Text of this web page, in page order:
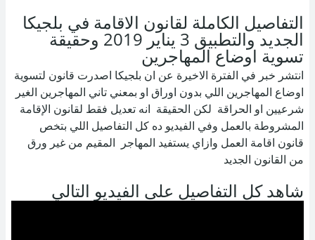
التفاصيل الكاملة لقانون الاقامة في بلجيكا
الجديد والتطبيق 3 يناير 2019 وحقيقة
تسوية اوضاع المهاجرين
انتشر خبر في الفترة الاخيرة عن ان بلجيكا اصدرت قانون لتسوية
اوضاع المهاجرين اللي بدون اوراق او بمعني تاني المهاجرين الغير
شرعيين او الحراقة لكن الحقيقة انه تعديل فقط لقانون الإقامة
المشروطة بالعمل وفي الفيديو ده كل التفاصيل اللي بتخص
قانون اقامة العمل وازاي يستفيد المهاجر المقيم من غير ورق
من القانون الجديد
شاهد كل التفاصيل على الفيديو التالي